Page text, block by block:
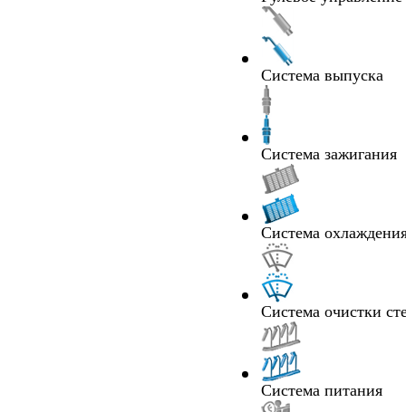
Система выпуска
Система зажигания
Система
Система очистки
Система питания